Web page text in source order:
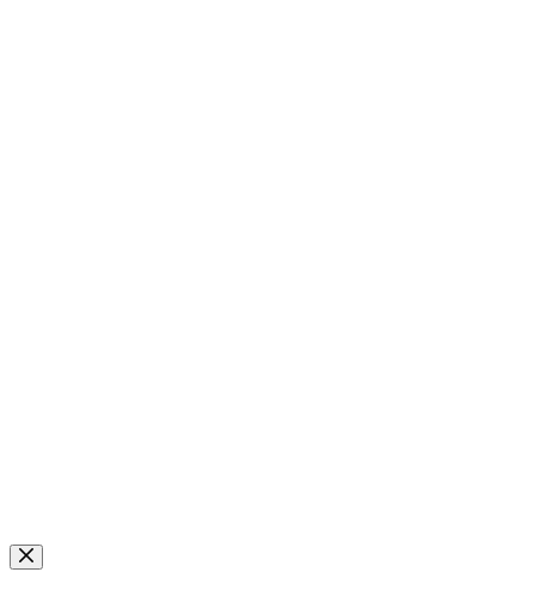
Skip
to